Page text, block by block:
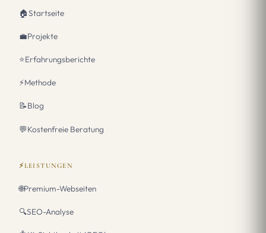
🏠Startseite
💼Projekte
⭐Erfahrungsberichte
⚡Methode
📝Blog
💬Kostenfreie Beratung
⚡LEISTUNGEN
🌐Premium-Webseiten
🔍SEO-Analyse